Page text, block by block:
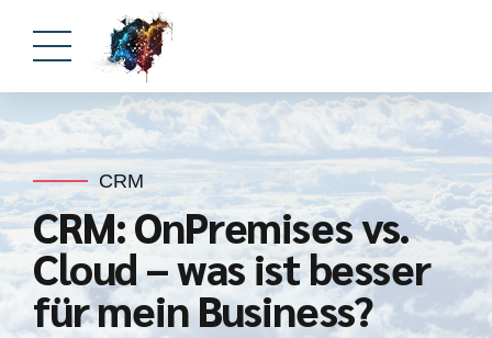
CRM
CRM: OnPremises vs.
Cloud – was ist besser
für mein Business?